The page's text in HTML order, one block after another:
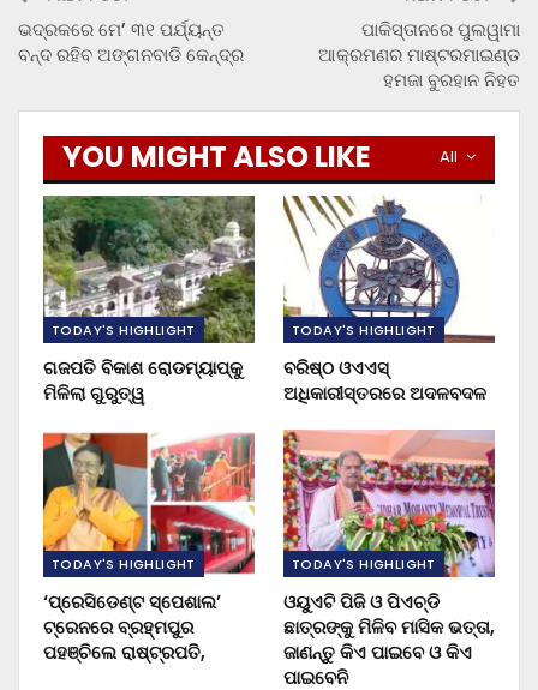
ଭଦ୍ରକରେ ମେ’ ୩୧ ପର୍ଯ୍ୟନ୍ତ
ବନ୍ଦ ରହିବ ଅଙ୍ଗନବାଡି କେନ୍ଦ୍ର
ପାକିସ୍ତାନରେ ପୁଲୱାମା
ଆକ୍ରମଣର ମାଷ୍ଟରମାଇଣ୍ଡ
ହମଜା ବୁରହାନ ନିହତ
All
YOU MIGHT ALSO LIKE
TODAY'S HIGHLIGHT
ଗଜପତି ବିକାଶ ରୋଡମ୍ୟାପ୍‌କୁ
ମିଳିଲା ଗୁରୁତ୍ୱ
TODAY'S HIGHLIGHT
ବରିଷ୍ଠ ଓଏଏସ୍‌
ଅଧିକାରୀସ୍ତରରେ ଅଦଳବଦଳ
TODAY'S HIGHLIGHT
‘ପ୍ରେସିଡେଣ୍ଟ ସ୍ପେଶାଲ’
ଟ୍ରେନରେ ବ୍ରହ୍ମପୁର
ପହଞ୍ଚିଲେ ରାଷ୍ଟ୍ରପତି,
TODAY'S HIGHLIGHT
ଓୟୁଏଟି ପିଜି ଓ ପିଏଚ୍‌ଡି
ଛାତ୍ରଙ୍କୁ ମିଳିବ ମାସିକ ଭତ୍ତା,
ଜାଣନ୍ତୁ କିଏ ପାଇବେ ଓ କିଏ
ପାଇବେନି